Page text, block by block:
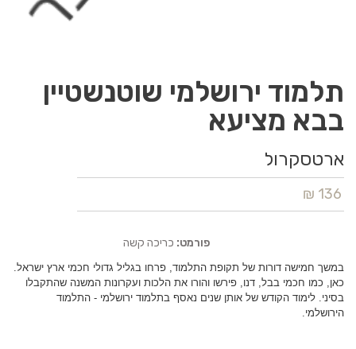
תלמוד ירושלמי שוטנשטיין
בבא מציעא
ארטסקרול
136 ₪
פורמט: כריכה קשה
במשך חמישה דורות של תקופת התלמוד, פרחו בגליל גדולי חכמי ארץ ישראל.
כאן, כמו חכמי בבל, דנו, פירשו והורו את הלכות ועקרונות המשנה שהתקבלו
בסיני. לימוד הקודש של אותן שנים נאסף בתלמוד ירושלמי - התלמוד
הירושלמי.